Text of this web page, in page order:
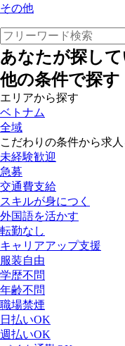
その他
あなたが探し
他の条件で探す
エリアから探す
ベトナム
全域
こだわりの条件から求
未経験歓迎
急募
交通費支給
スキルが身につく
外国語を活かす
転勤なし
キャリアアップ支援
服装自由
学歴不問
年齢不問
職場禁煙
日払いOK
週払いOK